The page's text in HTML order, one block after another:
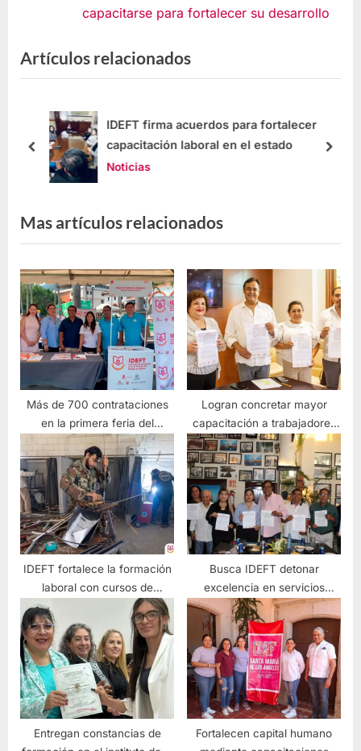
capacitarse para fortalecer su desarrollo
Artículos relacionados
IDEFT firma acuerdos para fortalecer
capacitación laboral en el estado
Noticias
Mas artículos relacionados
Más de 700 contrataciones
en la primera feria del
empleo, en Puerto Vallarta
Logran concretar mayor
capacitación a trabajadores
en la zona sur
IDEFT fortalece la formación
laboral con cursos de
Busca IDEFT detonar
excelencia en servicios
turísticos en la Costa Norte
Entregan constancias de
Fortalecen capital humano